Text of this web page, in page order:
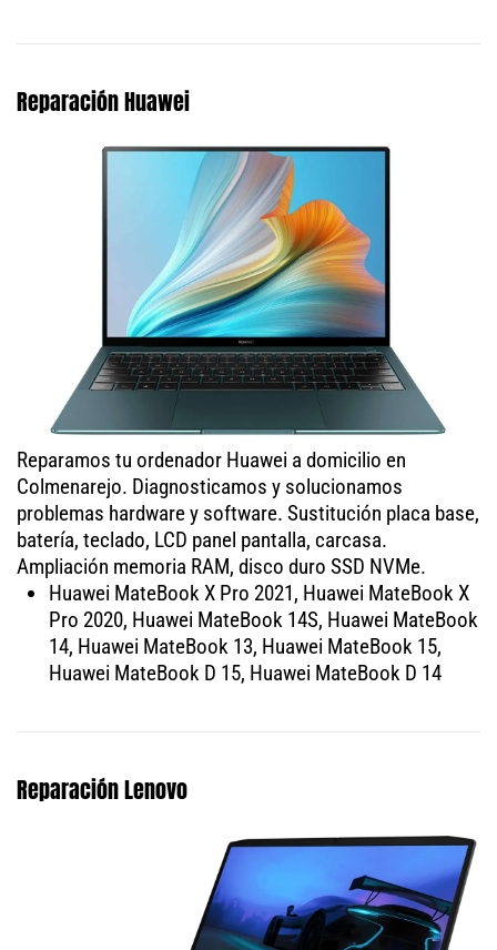
Reparación Huawei
Reparamos tu ordenador Huawei a domicilio en
Colmenarejo. Diagnosticamos y solucionamos
problemas hardware y software. Sustitución placa base,
batería, teclado, LCD panel pantalla, carcasa.
Ampliación memoria RAM, disco duro SSD NVMe.
Huawei MateBook X Pro 2021, Huawei MateBook X
Pro 2020, Huawei MateBook 14S, Huawei MateBook
14, Huawei MateBook 13, Huawei MateBook 15,
Huawei MateBook D 15, Huawei MateBook D 14
Reparación Lenovo